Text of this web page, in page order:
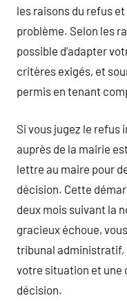
les raisons du refus
problème. Selon les
possible d’adapter
critères exigés, et
permis en tenant
Si vous jugez le refus
auprès de la mairie
lettre au maire pour
décision. Cette
deux mois suivant la
gracieux échoue,
tribunal administratif,
votre situation et
décision.